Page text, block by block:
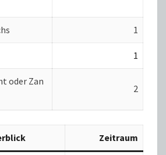
1
1
oder Zan
2
Zeitraum